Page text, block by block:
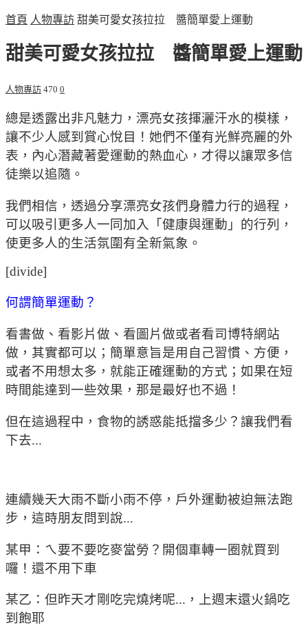
首頁 人物專訪 甜美可愛女孩拉拉 醬簡單愛上運動
甜美可愛女孩拉拉 醬簡單愛上運動
人物專訪 470 0
總是透露出非凡魅力，漂亮女孩揮灑汗水的模樣，
讓不少人感到賞心悅目！她們不僅有光鮮亮麗的外
表，內心潛藏著愛運動的熱血心，才得以讓眾多信
徒樂以追隨。
我們相信，透過分享漂亮女孩們身體力行的過程，
可以吸引更多人一同加入「健康與運動」的行列，
使更多人的生活氛圍有全新氣象。
[divide]
何謂簡單運動？
看書做、看影片做、看圖片做或者看司博特網站
做，其實都可以；簡單意旨是用自己習慣、方便，
或者不用想太多，就能正確運動的方式；如果在短
時間能達到一些效果，那是最好也不過！
但在這過程中，食物的誘惑能抵擋多少？讓我們看
下去...
連續幾天大雨不斷小雨不停，戶外運動被迫無法跑
步，這時朋友問到說...
某甲：ㄟ要不要吃麥當勞？開個車轉一圈就買到
囉！還不用下車
某乙：但昨天才剛吃完燒烤呢...，上週末還火鍋吃
到飽耶